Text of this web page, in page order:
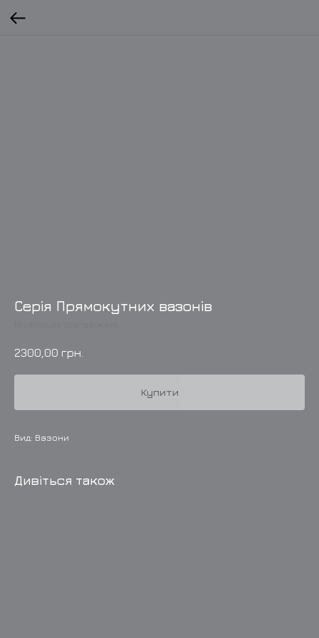
Серія Прямокутних вазонів
2300,00 грн.
Купити
Вид: Вазони
Дивіться також